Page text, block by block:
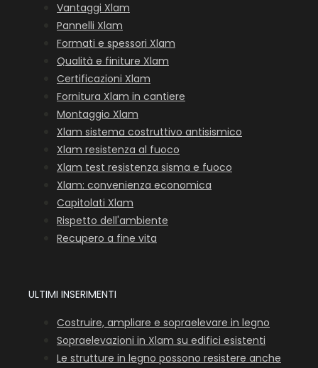
Vantaggi Xlam
Pannelli Xlam
Formati e spessori Xlam
Qualità e finiture Xlam
Certificazioni Xlam
Fornitura Xlam in cantiere
Montaggio Xlam
Xlam sistema costruttivo antisismico
Xlam resistenza al fuoco
Xlam test resistenza sisma e fuoco
Xlam: convenienza economica
Capitolati Xlam
Rispetto dell'ambiente
Recupero a fine vita
ULTIMI INSERIMENTI
Costruire, ampliare e sopraelevare in legno
Sopraelevazioni in Xlam su edifici esistenti
Le strutture in legno possono resistere anche